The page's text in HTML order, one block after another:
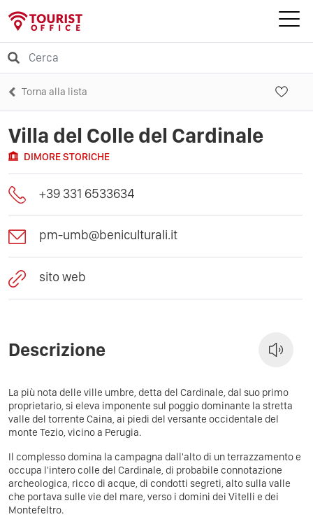
Torna alla lista
Villa del Colle del Cardinale
DIMORE STORICHE
+39 331 6533634
pm-umb@beniculturali.it
sito web
Descrizione
La più nota delle ville umbre, detta del Cardinale, dal suo primo
proprietario, si eleva imponente sul poggio dominante la stretta
valle del torrente Caina, ai piedi del versante occidentale del
monte Tezio, vicino a Perugia.
Il complesso domina la campagna dall'alto di un terrazzamento e
occupa l'intero colle del Cardinale, di probabile connotazione
archeologica, ricco di acque, di condotti segreti, alto sulla valle
che portava sulle vie del mare, verso i domini dei Vitelli e dei
Montefeltro.